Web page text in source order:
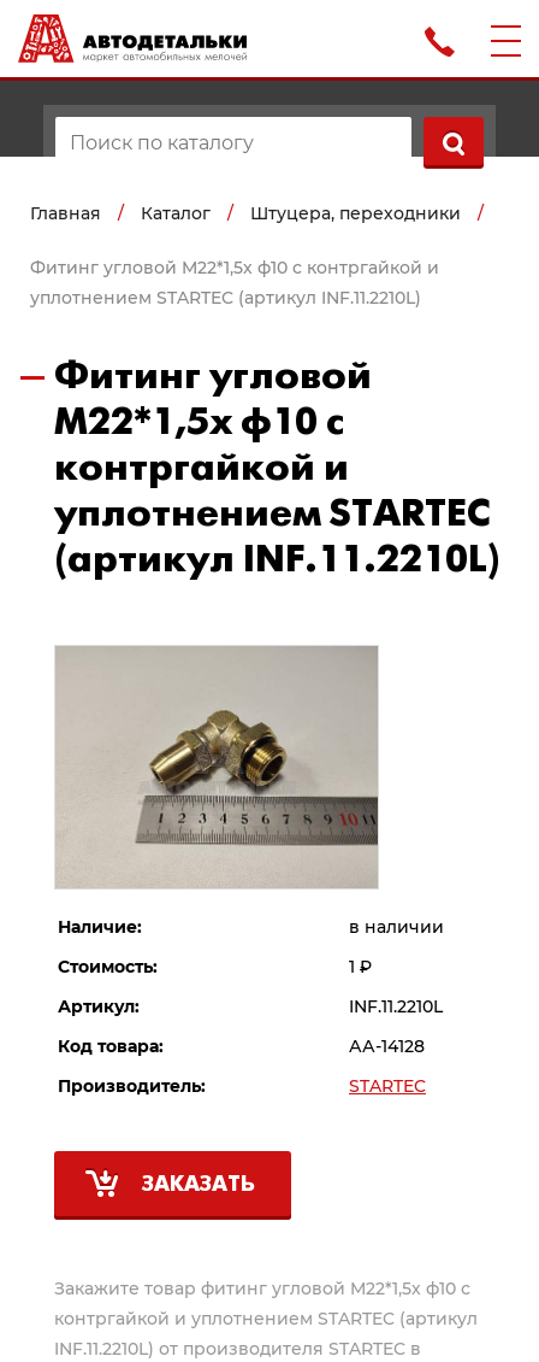
Главная / Каталог / Штуцера, переходники /
Фитинг угловой M22*1,5х ф10 с контргайкой и
уплотнением STARTEC (артикул INF.11.2210L)
Фитинг угловой
M22*1,5х ф10 с
контргайкой и
уплотнением STARTEC
(артикул INF.11.2210L)
Наличие:
в наличии
Стоимость:
1 Р
Артикул:
INF.11.2210L
Код товара:
АА-14128
Производитель:
STARTEC
ЗАКАЗАТЬ
Закажите товар фитинг угловой M22*1,5х ф10 с
контргайкой и уплотнением STARTEC (артикул
INF.11.2210L) от производителя STARTEC в